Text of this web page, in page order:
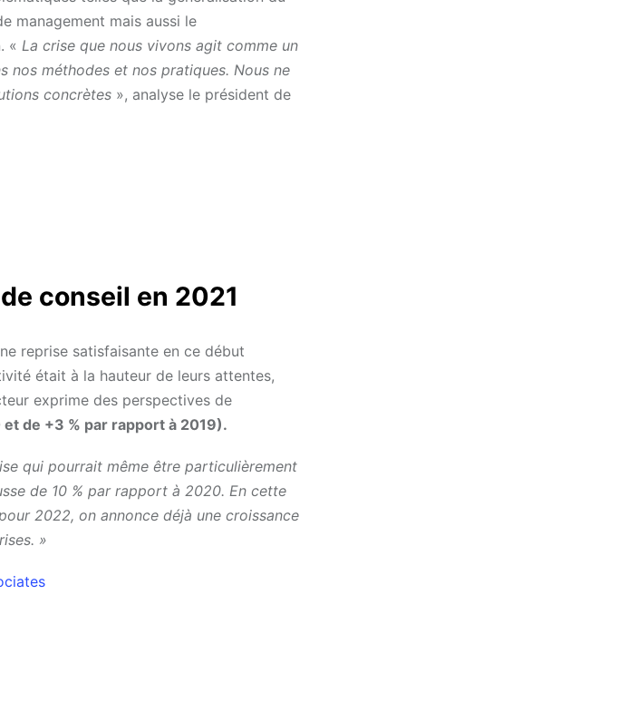
management mais aussi le
« La crise que nous vivons agit comme un
nos méthodes et nos pratiques. Nous ne
concrètes », analyse le président de
conseil en 2021
reprise satisfaisante en ce début
était à la hauteur de leurs attentes,
exprime des perspectives de
de +3 % par rapport à 2019).
qui pourrait même être particulièrement
de 10 % par rapport à 2020. En cette
2022, on annonce déjà une croissance
»